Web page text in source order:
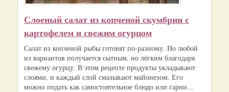
Слоеный салат из копченой скумбрии с
картофелем и свежим огурцом
Салат из копченой рыбы готовят по-разному. Но любой
из вариантов получается сытным, но лёгким благодаря
свежему огурцу. В этом рецепте продукты укладывают
слоями, и каждый слой смазывают майонезом. Его
можно подать как самостоятельное блюдо или гарни...